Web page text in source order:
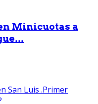
Minicuotas a